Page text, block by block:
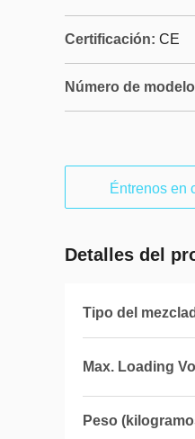
Certificación: CE
Número de
Éntrenos en
Detalles del
Tipo del
Max. Loading
Peso